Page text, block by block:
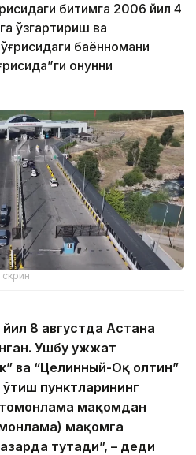
битимга 2006 йил 4
ўзгартириш ва
баённомани
Қонунни
8 августда Астана
Ушбу ҳужжат
ва “Целинный-Оқ олтин”
пунктларининг
мақомдан
мақомга
тутади”, – деди